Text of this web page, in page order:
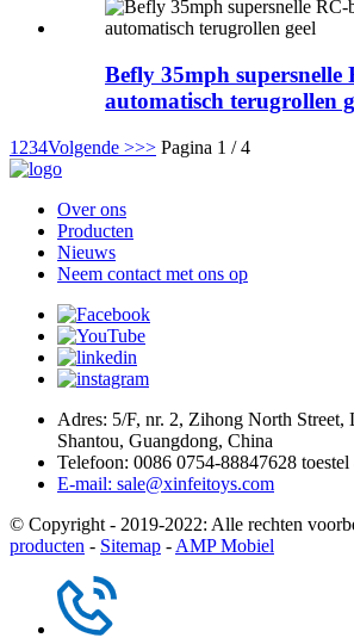
Befly 35mph supersnelle
automatisch terugrollen
1 234Volgende >>> Pagina 1 / 4
Over ons
Producten
Nieuws
Neem contact met ons op
Adres: 5/F, nr. 2, Zihong North Street,
Shantou, Guangdong, China
Telefoon: 0086 0754-88847628 toestel
E-mail: sale@xinfeitoys.com
© Copyright - 2019-2022: Alle rechten
producten - Sitemap - AMP Mobiel